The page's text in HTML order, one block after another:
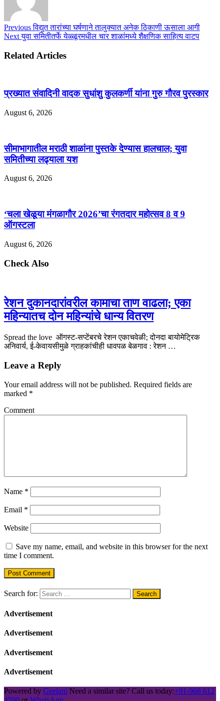
Previousविद्युत तारांच्या घर्षणाने तालुक्यात अनेक ठिकाणी ऊसाला आगी
Nextयुवा समितीतर्फे येळ्ळूरमधील चार शाळांमध्ये शैक्षणिक साहित्य वाटप
Related Articles
प्रख्यात संवादिनी वादक सुधांशु कुलकर्णी यांना गुरु गौरव पुरस्कार
August 6, 2026
सीमाभागातील मराठी शाळांना पुस्तके देण्यास हालचाल; युवा
समितीच्या लढ्याला यश
August 6, 2026
‘चला खेळूया मंगळागौर 2026’चा रंगतदार महोत्सव 8 व 9
ऑगस्टला
August 6, 2026
Check Also
रेशन दुकानदारांवरील कामाचा ताण वाढला; एका
महिन्यातच दोन महिन्यांचे धान्य वितरण
Spread the love ऑगस्ट-सप्टेंबरचे रेशन एकाचवेळी; दोनदा बायोमेट्रिक
अनिवार्य, ई-केवायसीमुळे ग्राहकांचीही धावपळ बेळगाव : रेशन …
Leave a Reply
Your email address will not be published. Required fields are
marked *
Comment
Name *
Email *
Website
Save my name, email, and website in this browser for the next
time I comment.
Search for:
Advertisement
Advertisement
Advertisement
Advertisement
Powered by Geelani Need a similar site? Call us today:+91-968 612